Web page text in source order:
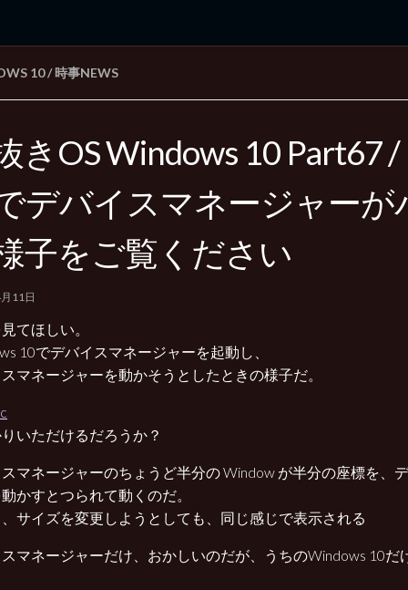
記 3rd Edition
10/時事NEWS
きOS Windows 10 Part67 /
デバイスマネージャーが
子をご覧ください
11日
てほしい。
10でデバイスマネージャーを起動し、
マネージャーを動かそうとしたときの様子だ。
いただけるだろうか？
マネージャーのちょうど半分の Window が半分の座標を、
かすとつられて動くのだ。
サイズを変更しようとしても、同じ感じで表示される
マネージャーだけ、おかしいのだが、うちのWindows 10だ